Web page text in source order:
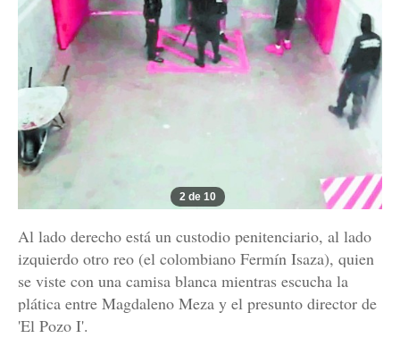
2 de 10
Al lado derecho está un custodio penitenciario, al lado
izquierdo otro reo (el colombiano Fermín Isaza), quien
se viste con una camisa blanca mientras escucha la
plática entre Magdaleno Meza y el presunto director de
'El Pozo I'.